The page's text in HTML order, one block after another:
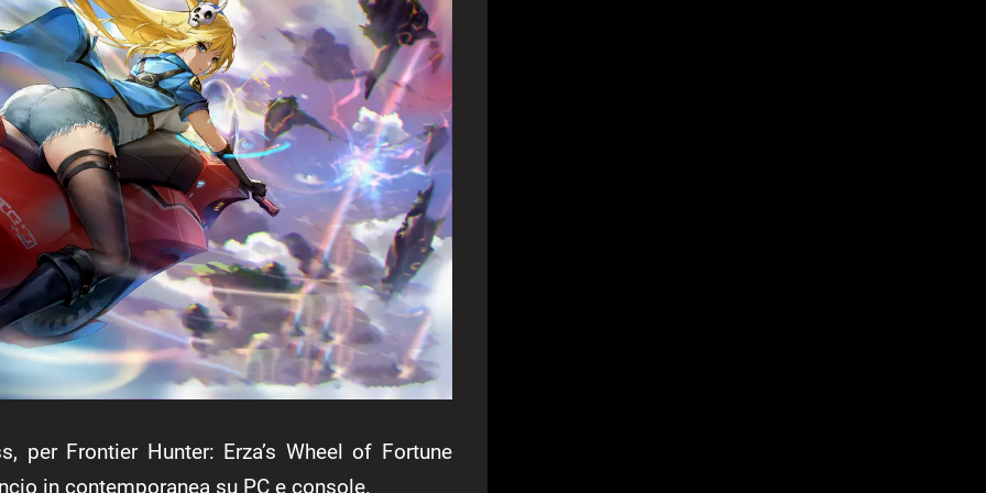
per Frontier Hunter: Erza’s Wheel of Fortune
in contemporanea su PC e console.